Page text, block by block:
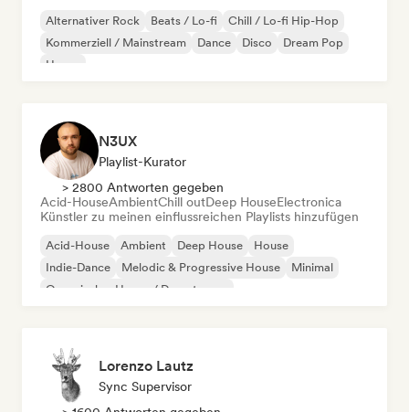
Alternativer Rock Beats / Lo-fi
Chill / Lo-fi Hip-Hop
Kommerziell / Mainstream
Dance Disco
Dream Pop
House
N3UX
Playlist-Kurator
> 2800 Antworten gegeben
Acid-HouseAmbientChill outDeep HouseElectronica
Künstler zu meinen einflussreichen Playlists hinzufügen
Acid-House Ambient Deep House
House
Indie-Dance
Melodic & Progressive House
Minimal
Organischer House / Downtempo
Lorenzo Lautz
Sync Supervisor